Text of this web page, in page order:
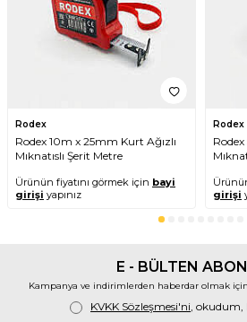
Rodex
Rodex 10m x 25mm Kurt Ağızlı
Mıknatıslı Şerit Metre
Ürünün fiyatını görmek için bayi
girişi yapınız
Rodex
girişi
E - BÜLTEN
Kampanya ve indirimlerden haberdar olmak
KVKK Sözleşmesi'ni ,